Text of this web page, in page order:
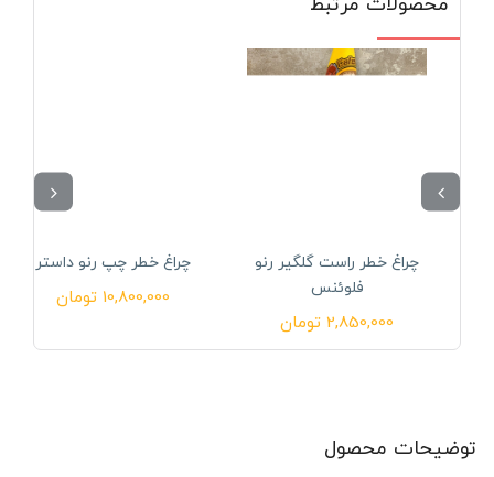
چراغ خطر راست گلگیر رنو
فلوئنس
2,850,000 تومان
چراغ خطر چپ رنو داستر
10,800,000 تومان
توضیحات محصول